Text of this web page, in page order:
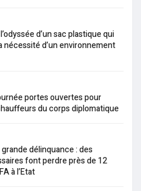
d’un sac plastique qui
nécessité d’un environnement
portes ouvertes pour
du corps diplomatique
délinquance : des
font perdre près de 12
à l’Etat